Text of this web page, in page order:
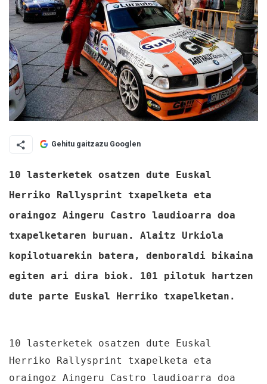
Gehitu gaitzazu Googlen
10 lasterketek osatzen dute Euskal
Herriko Rallysprint txapelketa eta
oraingoz Aingeru Castro laudioarra doa
txapelketaren buruan. Alaitz Urkiola
kopilotuarekin batera, denboraldi bikaina
egiten ari dira biok. 101 pilotuk hartzen
dute parte Euskal Herriko txapelketan.
10 lasterketek osatzen dute Euskal
Herriko Rallysprint txapelketa eta
oraingoz Aingeru Castro laudioarra doa